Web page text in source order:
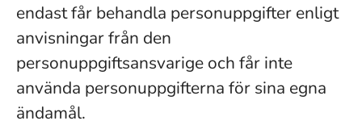
endast får behandla personuppgifter enligt
anvisningar från den
personuppgiftsansvarige och får inte
använda personuppgifterna för sina egna
ändamål.